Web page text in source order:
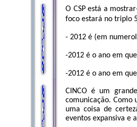
O CSP está a
foco estará no triplo
- 2012 é (em
-2012 é o ano em que
-2012 é o ano em
CINCO é um
comunicação. Como
uma coisa de
eventos expansiva e